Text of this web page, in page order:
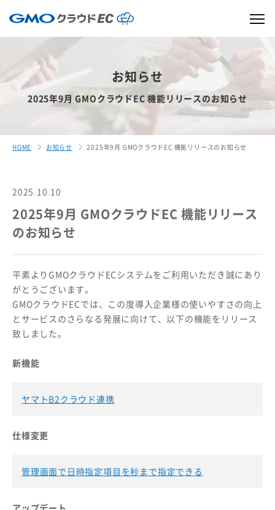
お知らせ
2025年9月 GMOクラウドEC 機能リリースのお知らせ
HOME お知らせ 2025年9月 GMOクラウドEC 機能リリースのお知らせ
2025.10.10
2025年9月 GMOクラウドEC 機能リリース
のお知らせ
平素よりGMOクラウドECシステムをご利用いただき誠にあり
がとうございます。
GMOクラウドECでは、この度導入企業様の使いやすさの向上
とサービスのさらなる発展に向けて、以下の機能をリリース
致しました。
新機能
ヤマトB2クラウド連携
仕様変更
管理画面で日時指定項目を秒まで指定できる
アップデート